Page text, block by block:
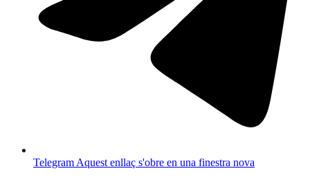
Telegram Aquest enllaç s'obre en una finestra nova